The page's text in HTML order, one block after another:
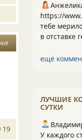
19
https://
тебе
в отставке
ещё
ЛУЧШИЕ
СУТКИ
У каждого